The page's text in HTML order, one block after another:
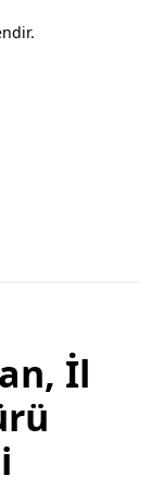
İl